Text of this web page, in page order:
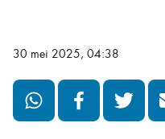
30 mei 2025, 04:38